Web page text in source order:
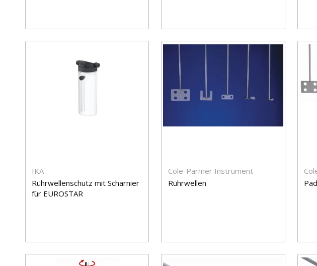
IKA
Rührwellenschutz mit Scharnier
für EUROSTAR
Cole-Parmer Instrument
Rührwellen